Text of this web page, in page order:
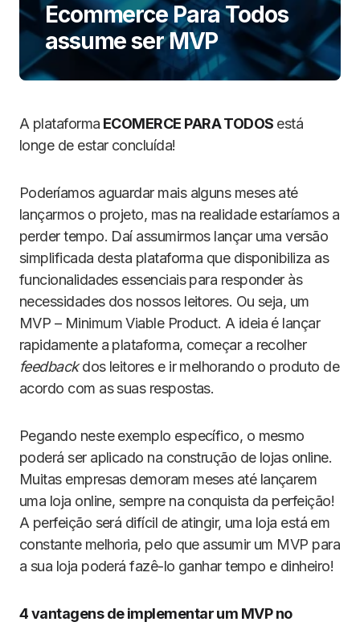
Ecommerce Para Todos
assume ser MVP
A plataforma ECOMERCE PARA TODOS está
longe de estar concluída!
Poderíamos aguardar mais alguns meses até
lançarmos o projeto, mas na realidade estaríamos a
perder tempo. Daí assumirmos lançar uma versão
simplificada desta plataforma que disponibiliza as
funcionalidades essenciais para responder às
necessidades dos nossos leitores. Ou seja, um
MVP – Minimum Viable Product. A ideia é lançar
rapidamente a plataforma, começar a recolher
feedbackdos leitores e ir melhorando o produto de
acordo com as suas respostas.
Pegando neste exemplo específico, o mesmo
poderá ser aplicado na construção de lojas online.
Muitas empresas demoram meses até lançarem
uma loja online, sempre na conquista da perfeição!
A perfeição será difícil de atingir, uma loja está em
constante melhoria, pelo que assumir um MVP para
a sua loja poderá fazê-lo ganhar tempo e dinheiro!
4 vantagens de implementar um MVP no